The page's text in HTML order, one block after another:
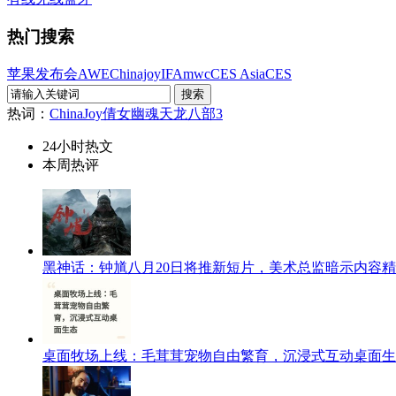
热门搜索
苹果发布会AWEChinajoyIFAmwcCES AsiaCES
热词： ChinaJoy倩女幽魂天龙八部3
24小时热文
本周热评
黑神话：钟馗八月20日将推新短片，美术总监暗示内容
桌面牧场上线：毛茸茸宠物自由繁育，沉浸式互动桌面